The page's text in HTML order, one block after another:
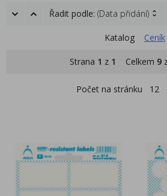
Řadit podle: (Data přidání)
Katalog Ceník
Strana 1 z 1 Celkem 9
Počet na stránku 12